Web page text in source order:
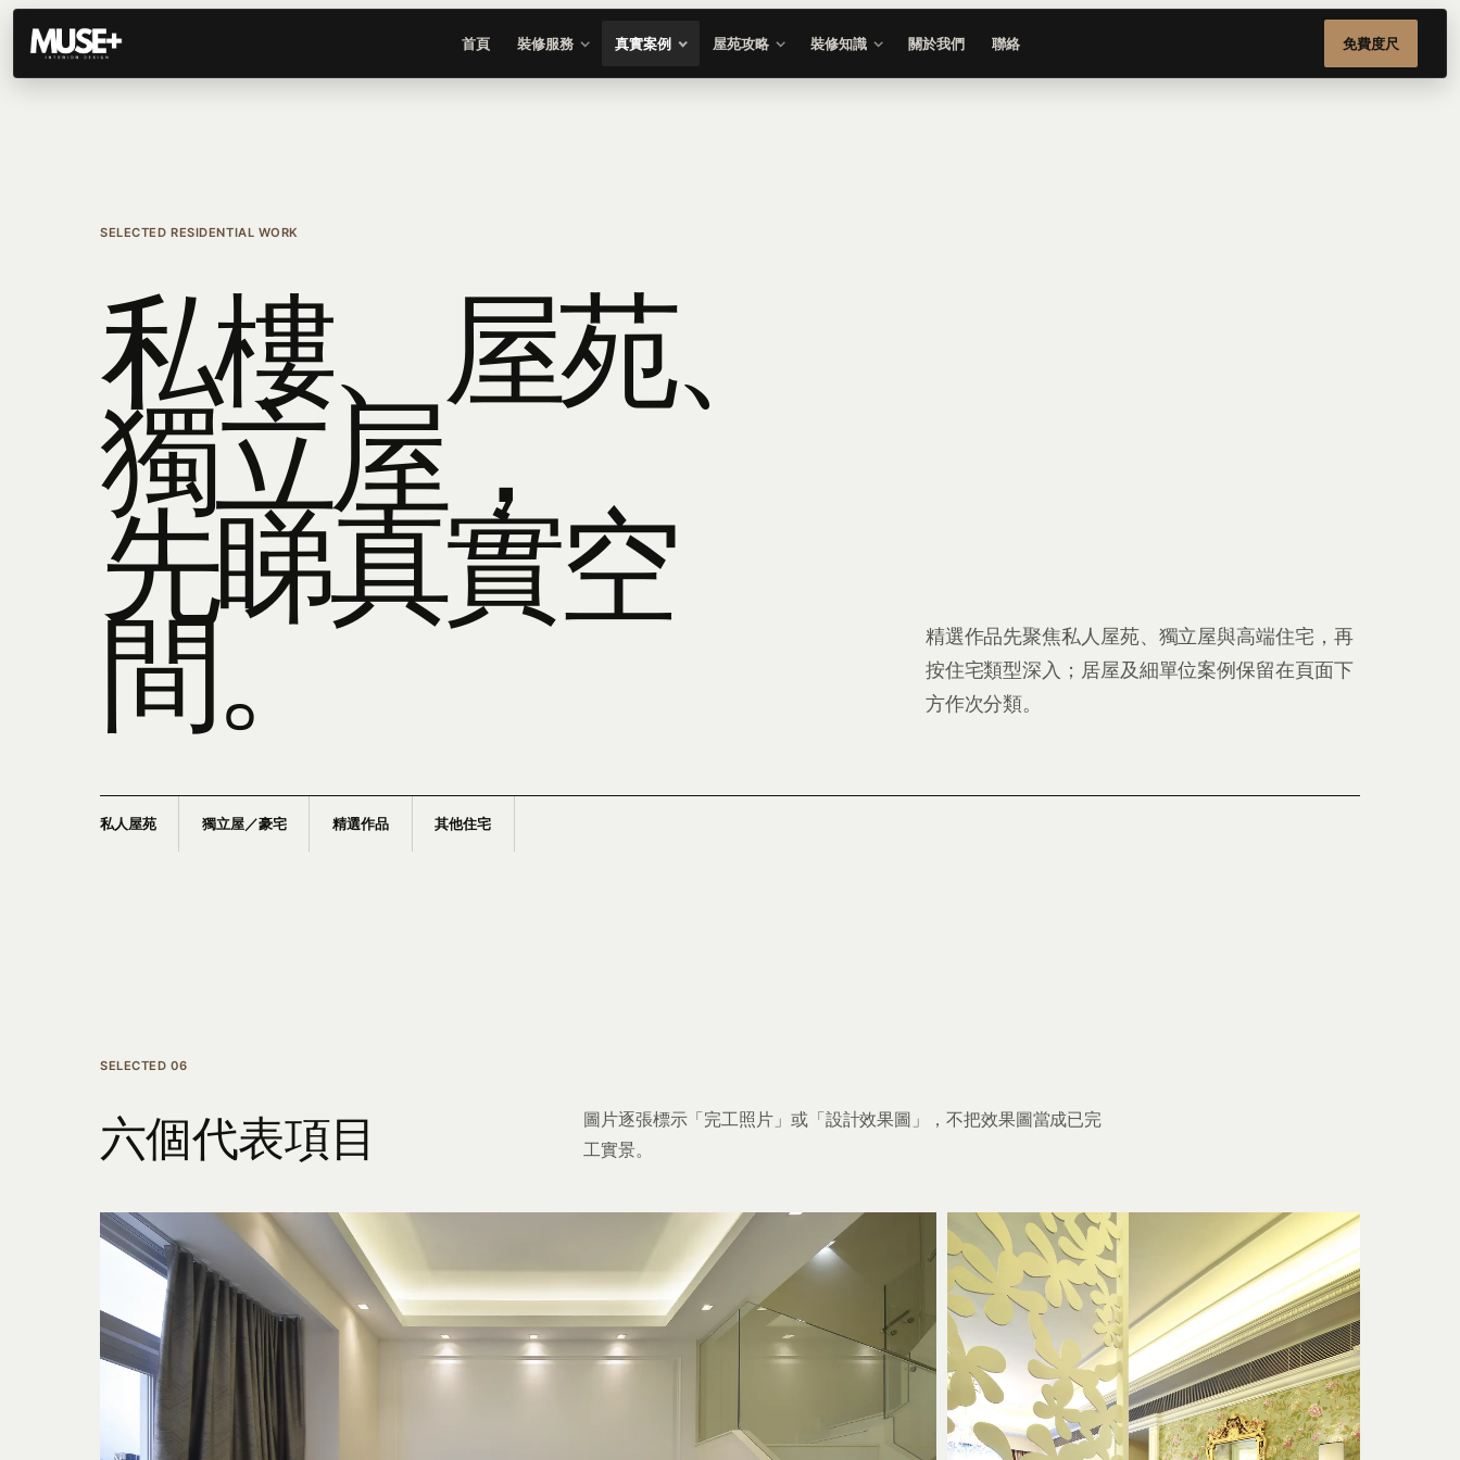
首頁 裝修服務 真實案例 屋苑攻略 裝修知識 關於我們 聯絡 免費度尺
SELECTED RESIDENTIAL WORK
私樓、屋苑、
獨立屋，
先睇真實空
間。
精選作品先聚焦私人屋苑、獨立屋與高端住宅，再
按住宅類型深入；居屋及細單位案例保留在頁面下
方作次分類。
私人屋苑 獨立屋／豪宅 精選作品 其他住宅
SELECTED 06
六個代表項目
圖片逐張標示「完工照片」或「設計效果圖」，不把效果圖當成已完
工實景。